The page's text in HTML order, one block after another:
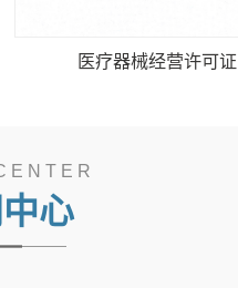
医疗器械经营许可证
心